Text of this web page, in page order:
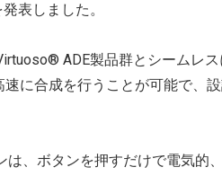
表しました。
ADE製品群とシームレ
に合成を行うことが可能で、
は、ボタンを押すだけで電気的